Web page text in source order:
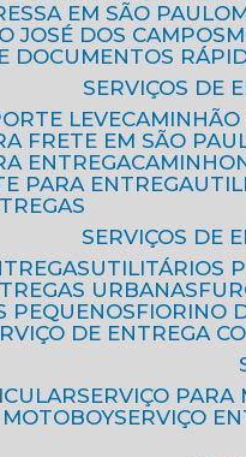
EM SÃO PAULO
JOSÉ DOS CAMPOS
DOCUMENTOS
SERVIÇOS
LEVE
FRETE EM SÃO
ENTREGA
PARA ENTREGA
SERVIÇOS DE
UTILITÁRIOS
URBANAS
PEQUENOS
FIORINO
DE ENTREGA
SERVIÇO
MOTOBOY
SERVIÇO